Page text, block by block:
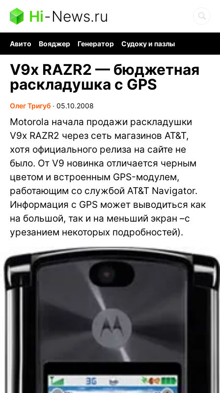
Hi-News.ru
Авито Вояджер Генератор
Судоку и пазлы
V9x RAZR2 — бюджетная
раскладушка с GPS
Олег Тригуб ∙ 05.10.2008
Motorola начала продажи раскладушки
V9x RAZR2 через сеть магазинов AT&T,
хотя официального релиза на сайте не
было. От V9 новинка отличается черным
цветом и встроенным GPS-модулем,
работающим со службой AT&T Navigator.
Информация с GPS может выводиться как
на большой, так и на меньший экран –с
урезанием некоторых подробностей).